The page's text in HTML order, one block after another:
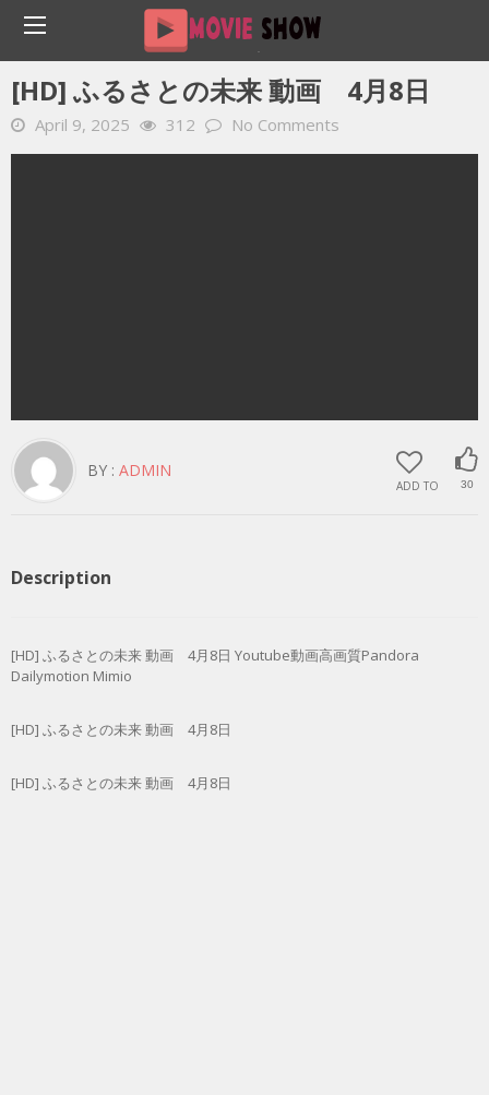
Home YOUTUBE 動画 毎日 [HD] ふるさとの未来 動画 4月8日
[HD] ふるさとの未来 動画 4月8日
April 9, 2025 312 No Comments
ADD TO 30
BY : ADMIN
Description
[HD] ふるさとの未来 動画 4月8日 Youtube動画高画質Pandora
Dailymotion Mimio
[HD] ふるさとの未来 動画 4月8日
[HD] ふるさとの未来 動画 4月8日